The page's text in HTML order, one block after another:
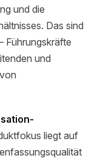
und die
Das sind
Führungskräfte
und
liegt auf